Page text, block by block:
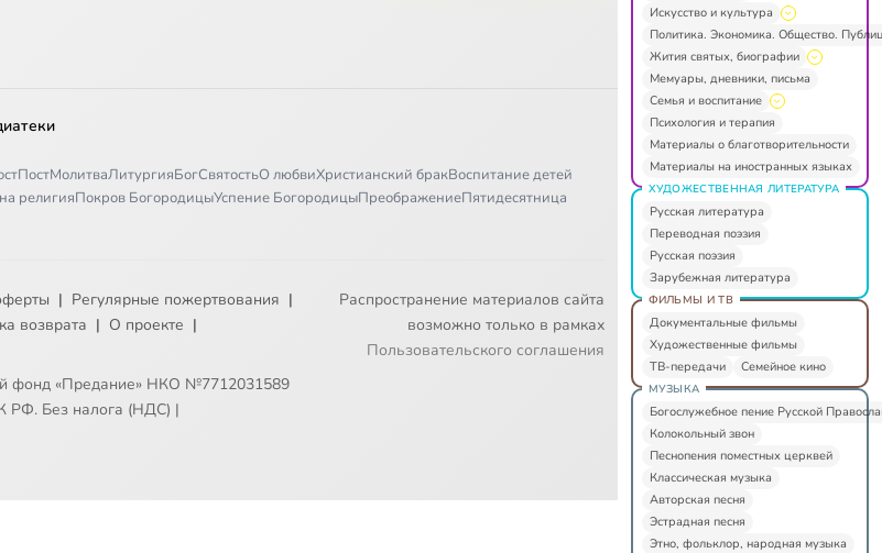
ПостМолитваЛитургияБогСвятостьО любвиХристианский бракВоспитание детей
религияПокров БогородицыУспение БогородицыПреображениеПятидесятница
| Регулярные пожертвования |
возврата | О проекте |
фонд «Предание» НКО №7712031589
РФ. Без налога (НДС) |
Распространение материалов сайта
возможно только в рамках
Пользовательского соглашения
Искусство и культура
Политика. Экономика. Общество.
Жития святых, биографии
Мемуары, дневники, письма
Семья и воспитание
Психология и терапия
Материалы о благотворительности
Материалы на иностранных языках
ХУДОЖЕСТВЕННАЯ ЛИТЕРАТУРА
Русская литература
Переводная поэзия
Русская поэзия
Зарубежная литература
ФИЛЬМЫ И ТВ
Документальные фильмы
Художественные фильмы
ТВ-передачи
Семейное кино
МУЗЫКА
Богослужебное пение Русской
Колокольный звон
Песнопения поместных церквей
Классическая музыка
Авторская песня
Эстрадная песня
Этно, фольклор, народная музыка